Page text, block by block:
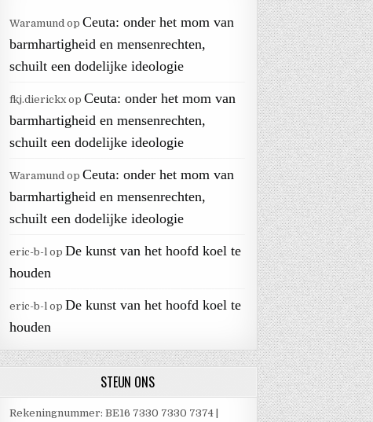
Waramund opCeuta: onder het mom van
barmhartigheid en mensenrechten,
schuilt een dodelijke ideologie
fkj.dierickxopCeuta: onder het mom van
barmhartigheid en mensenrechten,
schuilt een dodelijke ideologie
Waramund opCeuta: onder het mom van
barmhartigheid en mensenrechten,
schuilt een dodelijke ideologie
eric-b-l opDe kunst van het hoofd koel te
houden
eric-b-l opDe kunst van het hoofd koel te
houden
STEUN ONS
Rekeningnummer: BE16 7330 7330 7374 |